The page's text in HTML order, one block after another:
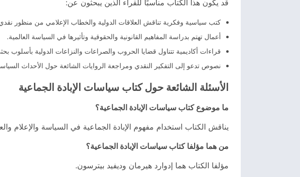
قد يكون هذا الكتاب مناسبًا للقراء الذين يبحثون عن:
كتب سياسية وفكرية تناقش العلاقات الدولية والخطاب الإعلامي من منظور
أعمال تهتم بدراسة المفاهيم القانونية والحقوقية وتأثيرها في السياسة العالمية.
قراءات أكاديمية تتناول قضايا الحروب والصراعات والنزاعات الدولية بأسلوب
نصوص تدعو إلى التفكير النقدي ومراجعة الروايات الشائعة حول الأحداث
الأسئلة الشائعة حول كتاب سياسات الإبادة الجماعية
ما موضوع كتاب سياسات الإبادة الجماعية؟
يناقش الكتاب استخدام مفهوم الإبادة الجماعية في السياسة والإعلام
من هما مؤلفا كتاب سياسات الإبادة الجماعية؟
مؤلفا الكتاب هما إدوارد هيرمان وديفيد بيترسون.